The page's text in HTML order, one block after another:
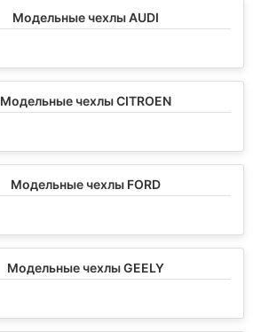
Модельные чехлы AUDI
Модельные чехлы CITROEN
Модельные чехлы FORD
Модельные чехлы GEELY